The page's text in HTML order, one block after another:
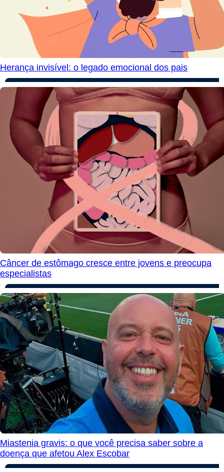
Herança invisível: o legado emocional dos pais
Câncer de estômago cresce entre jovens e preocupa
especialistas
Miastenia gravis: o que você precisa saber sobre a
doença que afetou Alex Escobar